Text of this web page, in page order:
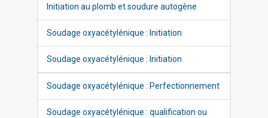
Initiation au plomb et soudure autogène
Soudage oxyacétylénique : Initiation
Soudage oxyacétylénique : Initiation
Soudage oxyacétylénique : Perfectionnement
Soudage oxyacétylénique : qualification ou